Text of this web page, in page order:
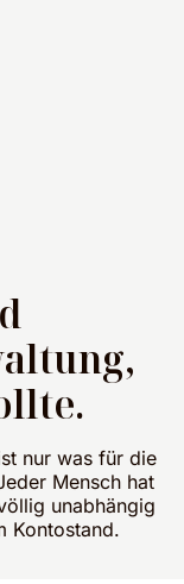
nur was für die
Mensch hat
unabhängig
Kontostand.